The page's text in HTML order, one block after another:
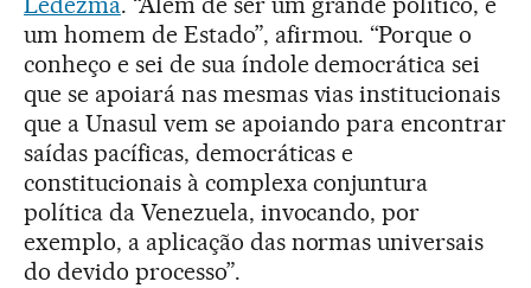
um homem de Estado”, afirmou. “Porque o
conheço e sei de sua índole democrática sei
que se apoiará nas mesmas vias institucionais
que a Unasul vem se apoiando para encontrar
saídas pacíficas, democráticas e
constitucionais à complexa conjuntura
política da Venezuela, invocando, por
exemplo, a aplicação das normas universais
do devido processo”.